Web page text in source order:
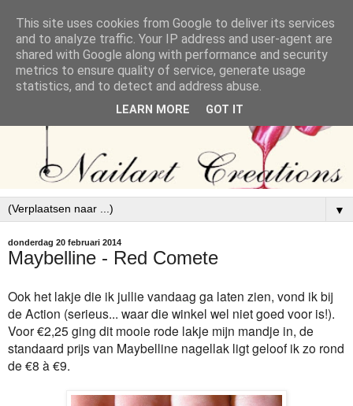
▼
donderdag 20 februari 2014
Maybelline - Red Comete
Ook het lakje die ik jullie vandaag ga laten zien, vond ik bij
de Action (serieus... waar die winkel wel niet goed voor is!).
Voor €2,25 ging dit mooie rode lakje mijn mandje in, de
standaard prijs van Maybelline nagellak ligt geloof ik zo rond
de €8 à €9.
This site uses cookies from Google to deliver its services
and to analyze traffic. Your IP address and user-agent are
shared with Google along with performance and security
metrics to ensure quality of service, generate usage
statistics, and to detect and address abuse.
LEARN MORE GOT IT